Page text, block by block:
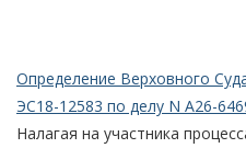
Определение Верховного
ЭС18-12583 по делу N А26-
Налагая на участника